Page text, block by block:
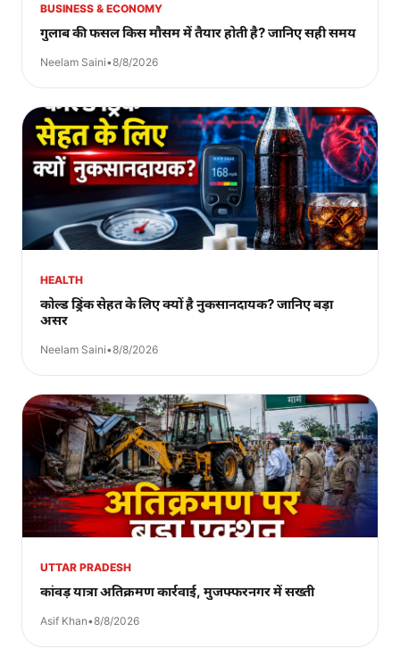
BUSINESS & ECONOMY
गुलाब की फसल किस मौसम में तैयार होती है? जानिए सही समय
Neelam Saini•8/8/2026
HEALTH
कोल्ड ड्रिंक सेहत के लिए क्यों है नुकसानदायक? जानिए बड़ा
असर
Neelam Saini•8/8/2026
UTTAR PRADESH
कांवड़ यात्रा अतिक्रमण कार्रवाई, मुजफ्फरनगर में सख्ती
Asif Khan•8/8/2026